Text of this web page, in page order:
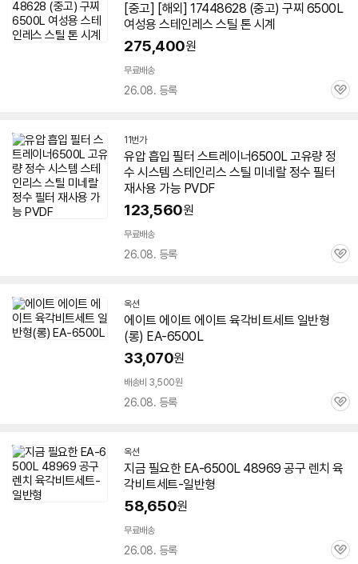
[중고] [해외] 17448628 (중고) 구찌 6500L
여성용 스테인레스 스틸 톤 시계
275,400원
무료배송
26.08. 등록
관
11번가
유압 흡입 필터 스트레이너6500L고유량 정
수 시스템 스테인리스 스틸 미네랄 정수 필터
재사용 가능 PVDF
123,560원
무료배송
26.08. 등록
관
옥션
에이트 에이트 에이트 육각비트세트 일반형
(롱) EA-6500L
33,070원
배송비 3,500원
26.08. 등록
관
옥션
지금 필요한 EA-6500L48969 공구 렌치 육
각비트세트-일반형
58,650원
무료배송
26.08. 등록
관